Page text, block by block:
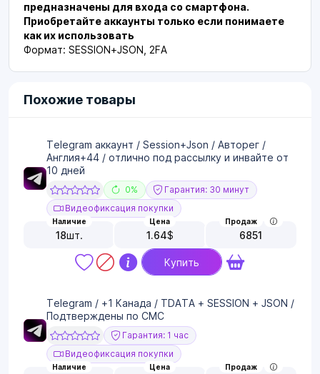
предназначены для входа со смартфона.
Приобретайте аккаунты только если понимаете
как их использовать
Формат: SESSION+JSON, 2FA
Похожие товары
Telegram аккаунт / Session+Json / Авторег /
Англия+44 / отлично под рассылку и инвайте от
10 дней
0%
Гарантия: 30 минут
Видеофиксация покупки
Наличие
18шт.
Цена
1.64$
Продаж
6851
Купить
Telegram / +1 Канада / TDATA + SESSION + JSON /
Подтверждены по СМС
Гарантия: 1 час
Видеофиксация покупки
Наличие Цена Продаж